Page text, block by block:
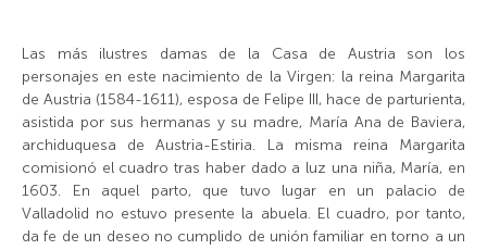
Las más ilustres damas de la Casa de Austria son los
personajes en este nacimiento de la Virgen: la reina Margarita
de Austria (1584-1611), esposa de Felipe III, hace de parturienta,
asistida por sus hermanas y su madre, María Ana de Baviera,
archiduquesa de Austria-Estiria. La misma reina Margarita
comisionó el cuadro tras haber dado a luz una niña, María, en
1603. En aquel parto, que tuvo lugar en un palacio de
Valladolid no estuvo presente la abuela. El cuadro, por tanto,
da fe de un deseo no cumplido de unión familiar en torno a un